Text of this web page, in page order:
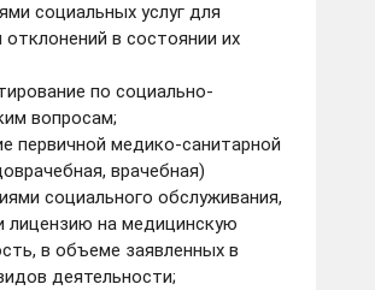
социальных услуг для
отклонений в состоянии их
по социально-
вопросам;
первичной медико-санитарной
врачебная)
социального обслуживания,
на медицинскую
в объеме заявленных в
деятельности;